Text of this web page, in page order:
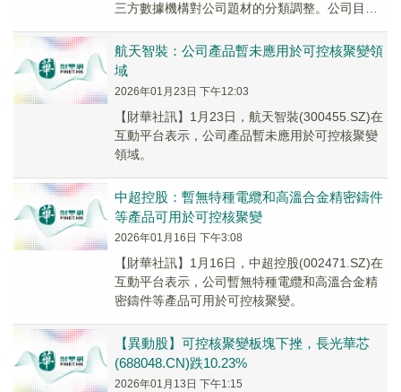
三方數據機構對公司題材的分類調整。公司目前
變器、高壓變頻器。
航天智裝：公司產品暫未應用於可控核聚變領
域
2026年01月23日 下午12:03
【財華社訊】1月23日，航天智裝(300455.SZ)在
互動平台表示，公司產品暫未應用於可控核聚變
領域。
中超控股：暫無特種電纜和高溫合金精密鑄件
等產品可用於可控核聚變
2026年01月16日 下午3:08
【財華社訊】1月16日，中超控股(002471.SZ)在
互動平台表示，公司暫無特種電纜和高溫合金精
密鑄件等產品可用於可控核聚變。
【異動股】可控核聚變板塊下挫，長光華芯
(688048.CN)跌10.23%
2026年01月13日 下午1:15